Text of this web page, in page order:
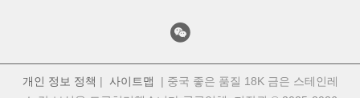
개인 정보 정책 | 사이트맵 | 중국 좋은 품질 18K 금은 스테인레